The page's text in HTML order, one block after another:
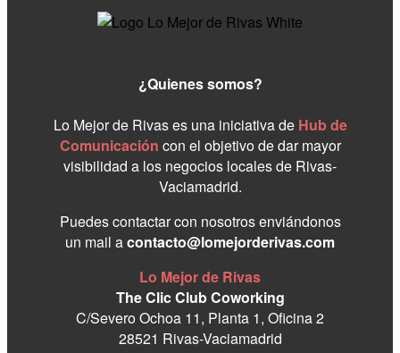
¿Quienes somos?
Lo Mejor de Rivas es una iniciativa de Hub de
Comunicación con el objetivo de dar mayor
visibilidad a los negocios locales de Rivas-
Vaciamadrid.
Puedes contactar con nosotros enviándonos
un mail acontacto@lomejorderivas.com
Lo Mejor de Rivas
The Clic Club Coworking
C/Severo Ochoa 11, Planta 1, Oficina 2
28521 Rivas-Vaciamadrid